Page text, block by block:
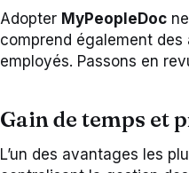
Adopter MyPeopleDoc
comprend également
employés. Passons en
Gain de temps et
L’un des avantages les